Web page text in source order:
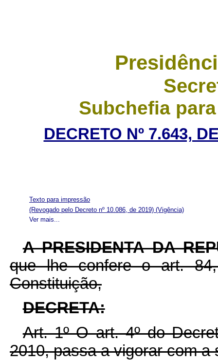
Subchefia
DECRETO Nº 7.643,
Texto para impressão
Ver mais...
(Revogado pelo Decreto nº 10.086, de 2019) (Vigência)
A PRESIDENTA DA
que lhe confere o art.
Constituição,
DECRETA:
Art. 1º O art. 4º do
2010, passa a vigorar com a